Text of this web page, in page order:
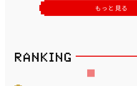
もっと見る